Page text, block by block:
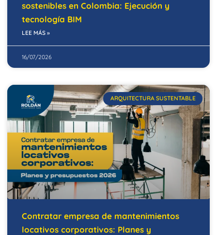
sostenibles en Colombia: Ejecución y
tecnología BIM
LEE MÁS »
16/07/2026
ARQUITECTURA SUSTENTABLE
Contratar empresa de mantenimientos
locativos corporativos: Planes y